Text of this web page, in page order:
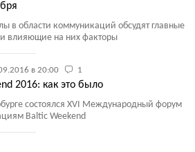
в области коммуникаций обсудят главные
и влияющие на них факторы
в 20:00 1
2016: как это было
состоялся XVI Международный форум
Baltic Weekend